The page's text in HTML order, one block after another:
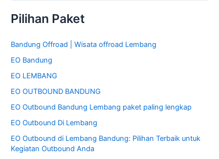
u
n
t
u
k
:
Pilihan Paket
Bandung Offroad | Wisata offroad Lembang
EO Bandung
EO LEMBANG
EO OUTBOUND BANDUNG
EO Outbound Bandung Lembang paket paling lengkap
EO Outbound Di Lembang
EO Outbound di Lembang Bandung: Pilihan Terbaik untuk
Kegiatan Outbound Anda